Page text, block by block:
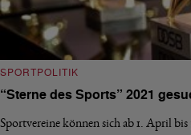
SPORTPOLITIK
“Sterne des Sports” 2021
Sportvereine können sich ab 1. April